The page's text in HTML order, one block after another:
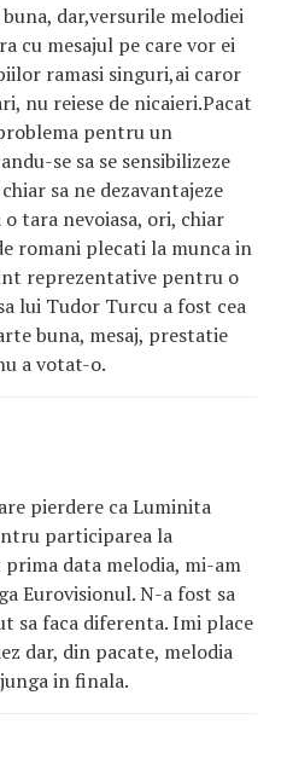
dar,versurile melodiei
cu mesajul pe care vor ei
ramasi singuri,ai caror
nu reiese de nicaieri.Pacat
pentru un
se sa se sensibilizeze
sa ne dezavantajeze
tara nevoiasa, ori, chiar
romani plecati la munca in
reprezentative pentru o
lui Tudor Turcu a fost cea
buna, mesaj, prestatie
a votat-o.
pierdere ca Luminita
participarea la
prima data melodia, mi-am
Eurovisionul. N-a fost sa
sa faca diferenta. Imi place
dar, din pacate, melodia
in finala.